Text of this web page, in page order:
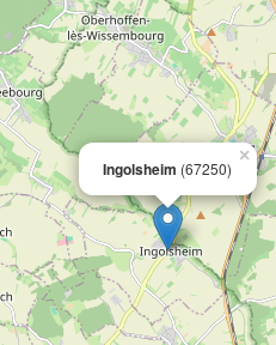
Ingolsheim (67250)
×